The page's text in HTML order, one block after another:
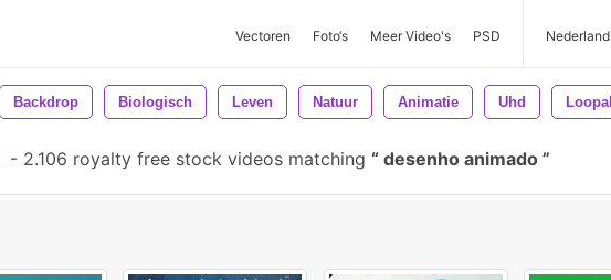
Vectoren Foto‘s Meer Video's PSD
Backdrop Biologisch Leven Natuur Animatie Uhd
- 2.106 royalty free stock videos matching desenho animado